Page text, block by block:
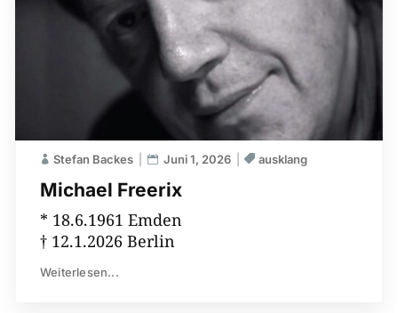
Michael Freerix
Stefan Backes Juni 1, 2026 ausklang
* 18.6.1961 Emden
† 12.1.2026 Berlin
Weiterlesen...